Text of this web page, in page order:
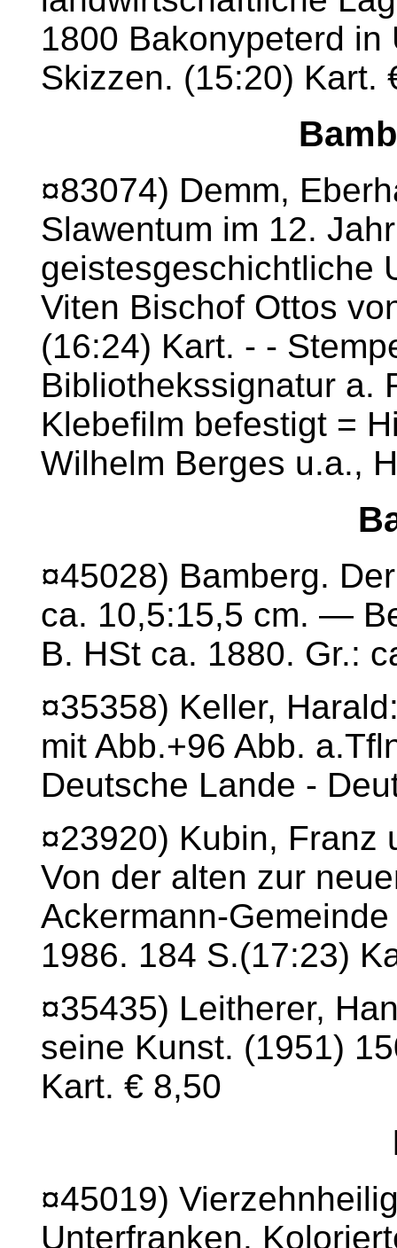
1800 Bakonypeterd
Skizzen. (15:20) Kart.
¤83074) Demm,
Slawentum im 12.
geistesgeschichtliche
Viten Bischof Ottos
(16:24) Kart. - -
Bibliothekssignatur a.
Klebefilm befestigt =
Wilhelm Berges u.a.,
¤45028) Bamberg.
ca. 10,5:15,5 cm. —
B. HSt ca. 1880. Gr.:
¤35358) Keller,
mit Abb.+96 Abb.
Deutsche Lande -
¤23920) Kubin, Franz
Von der alten zur
Ackermann-
1986. 184 S.(17:23)
¤35435) Leitherer,
seine Kunst. (1951)
Kart. € 8,50
¤45019)
Unterfranken.